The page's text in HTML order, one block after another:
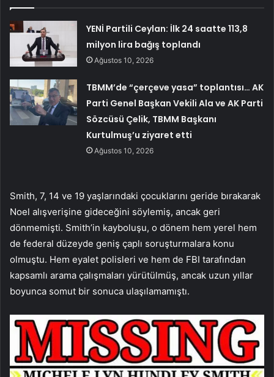
YENİ Partili Ceylan: İlk 24 saatte 113,8
milyon lira bağış toplandı
Ağustos 10, 2026
TBMM’de “çerçeve yasa” toplantısı… AK
Parti Genel Başkan Vekili Ala ve AK Parti
Sözcüsü Çelik, TBMM Başkanı
Kurtulmuş’u ziyaret etti
Ağustos 10, 2026
Smith, 7, 14 ve 19 yaşlarındaki çocuklarını geride bırakarak
Noel alışverişine gideceğini söylemiş, ancak geri
dönmemişti. Smith’in kayboluşu, o dönem hem yerel hem
de federal düzeyde geniş çaplı soruşturmalara konu
olmuştu. Hem eyalet polisleri ve hem de FBI tarafından
kapsamlı arama çalışmaları yürütülmüş, ancak uzun yıllar
boyunca somut bir sonuca ulaşılamamıştı.